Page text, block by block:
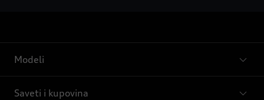
Modeli
Saveti i kupovina